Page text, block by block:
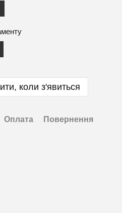
коли з'явиться
Оплата Повернення